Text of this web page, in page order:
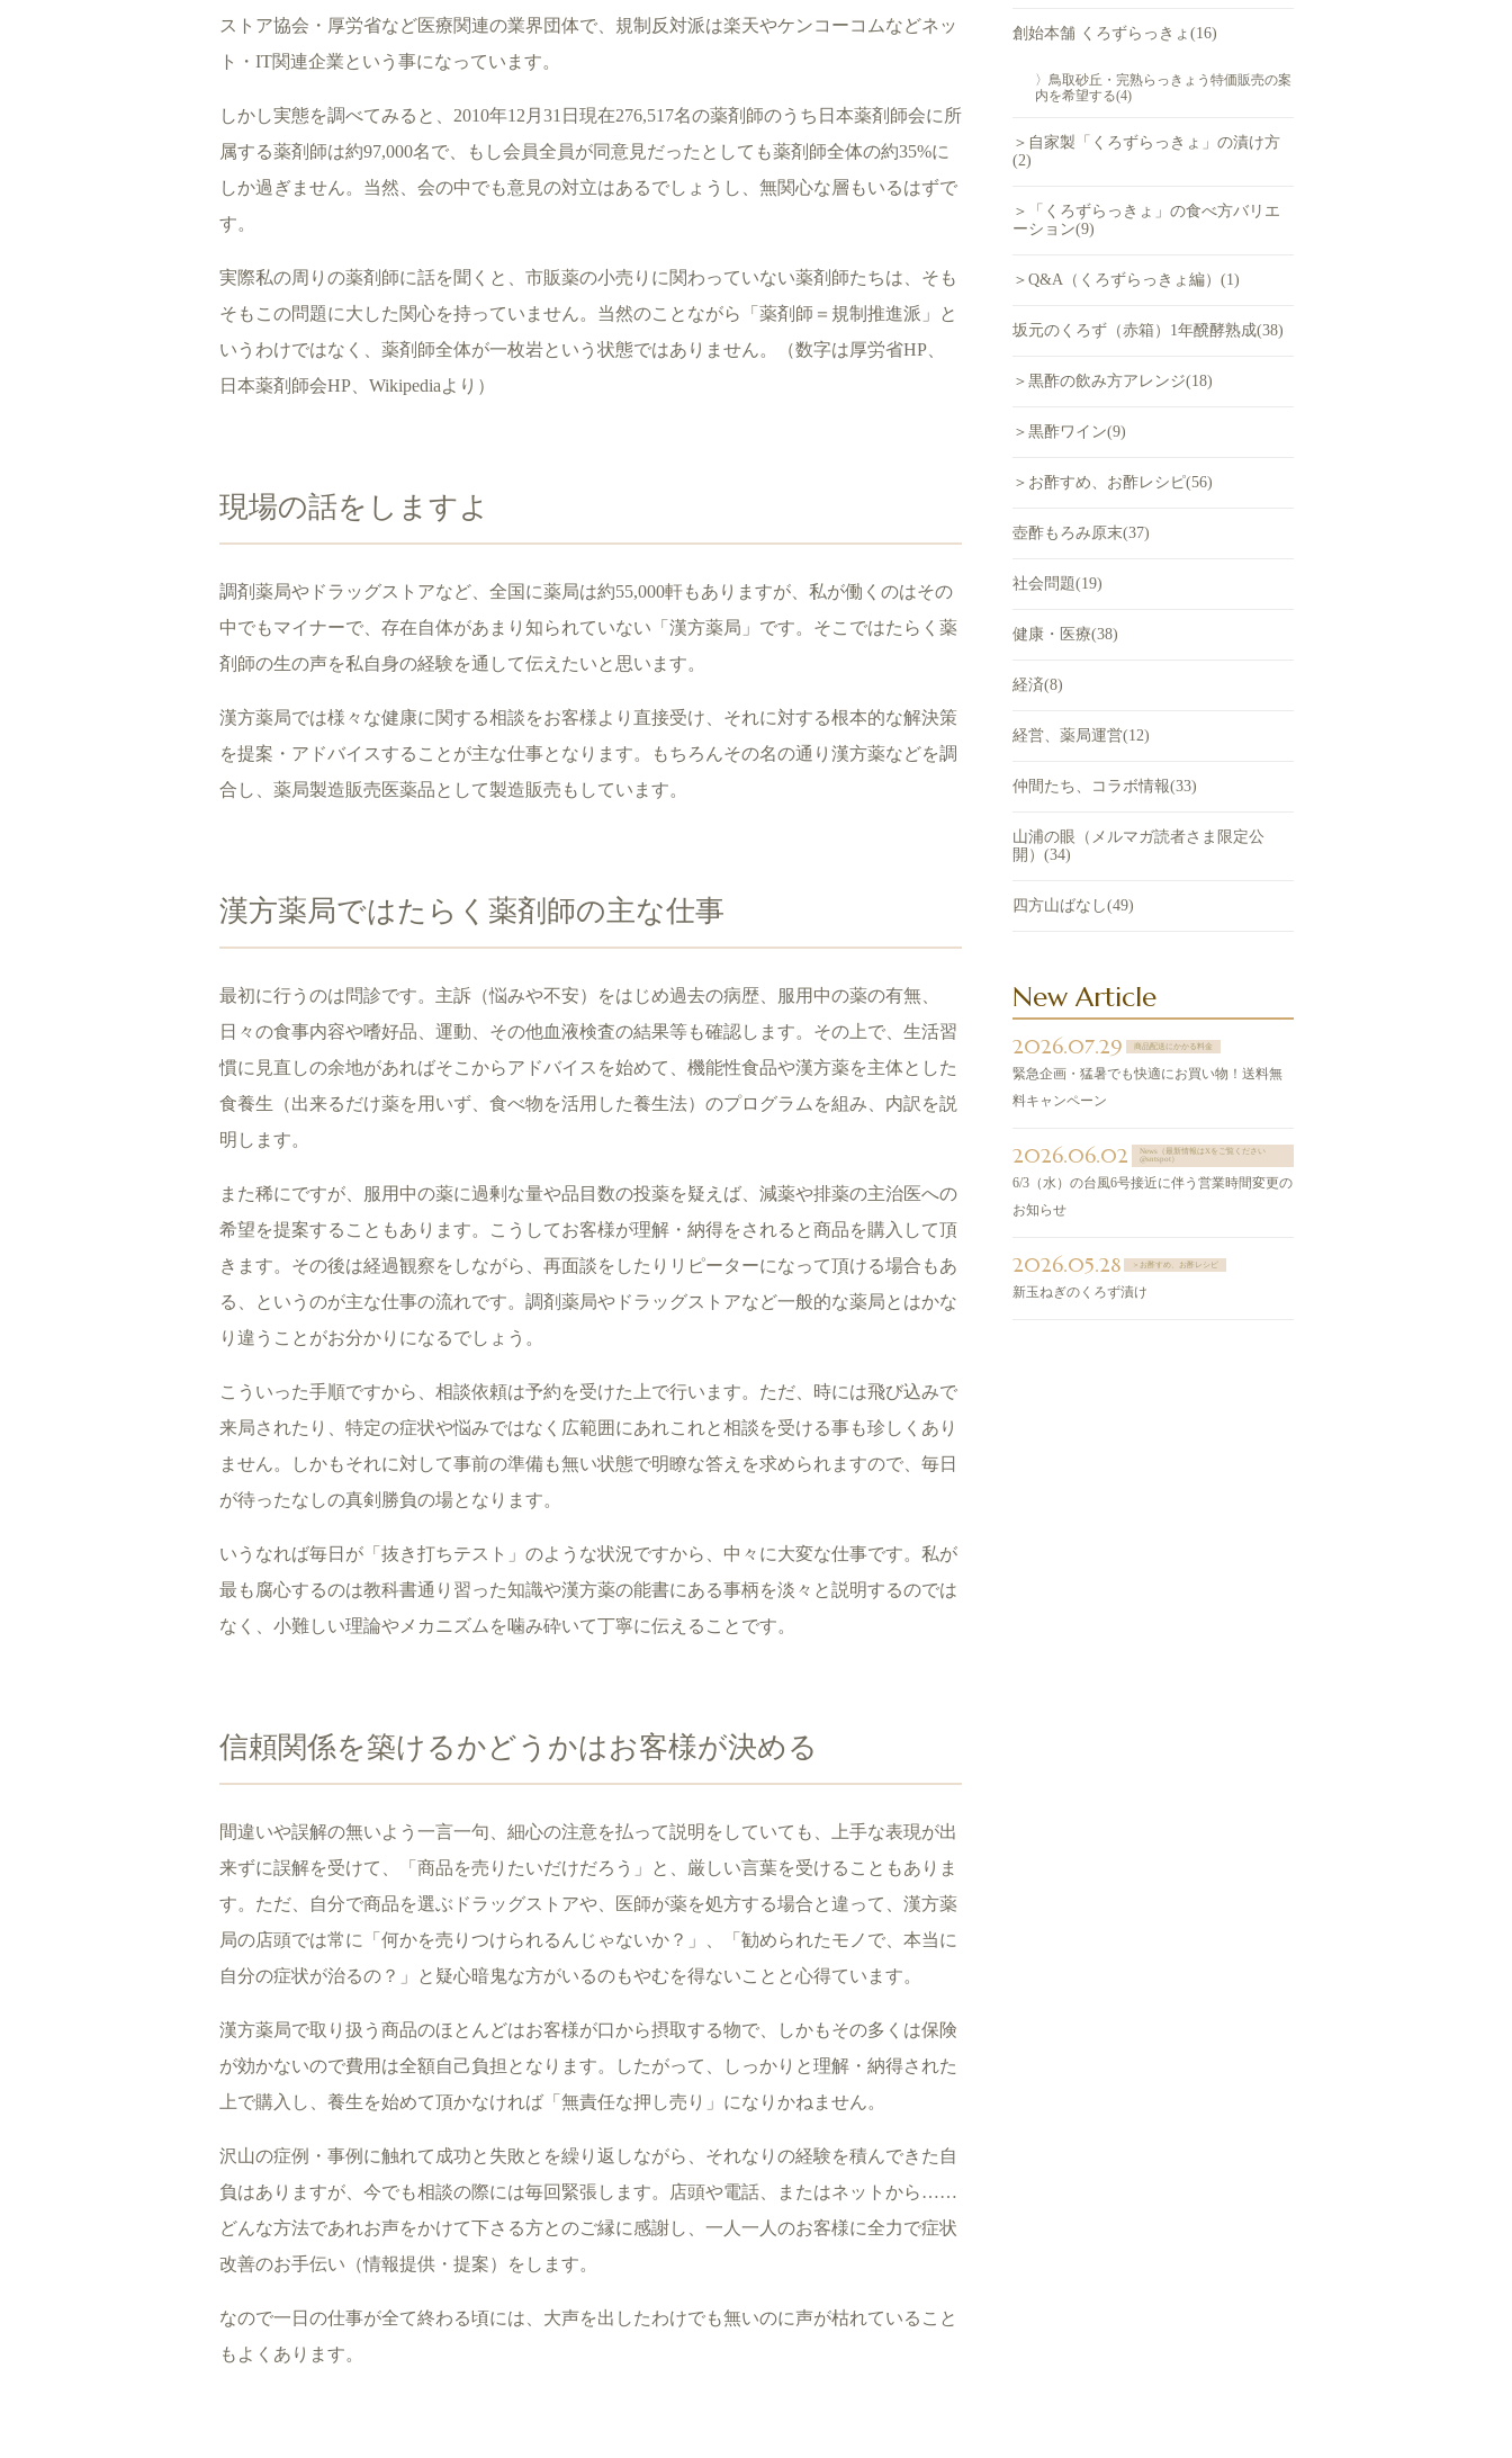
ストア協会・厚労省など医療関連の業界団体で、規制反対派は楽天やケンコーコムなどネッ
ト・IT関連企業という事になっています。
しかし実態を調べてみると、2010年12月31日現在276,517名の薬剤師のうち日本薬剤師会に所
属する薬剤師は約97,000名で、もし会員全員が同意見だったとしても薬剤師全体の約35%に
しか過ぎません。当然、会の中でも意見の対立はあるでしょうし、無関心な層もいるはずで
す。
実際私の周りの薬剤師に話を聞くと、市販薬の小売りに関わっていない薬剤師たちは、そも
そもこの問題に大した関心を持っていません。当然のことながら「薬剤師＝規制推進派」と
いうわけではなく、薬剤師全体が一枚岩という状態ではありません。（数字は厚労省HP、
日本薬剤師会HP、Wikipediaより）
現場の話をしますよ
調剤薬局やドラッグストアなど、全国に薬局は約55,000軒もありますが、私が働くのはその
中でもマイナーで、存在自体があまり知られていない「漢方薬局」です。そこではたらく薬
剤師の生の声を私自身の経験を通して伝えたいと思います。
漢方薬局では様々な健康に関する相談をお客様より直接受け、それに対する根本的な解決策
を提案・アドバイスすることが主な仕事となります。もちろんその名の通り漢方薬などを調
合し、薬局製造販売医薬品として製造販売もしています。
漢方薬局ではたらく薬剤師の主な仕事
最初に行うのは問診です。主訴（悩みや不安）をはじめ過去の病歴、服用中の薬の有無、
日々の食事内容や嗜好品、運動、その他血液検査の結果等も確認します。その上で、生活習
慣に見直しの余地があればそこからアドバイスを始めて、機能性食品や漢方薬を主体とした
食養生（出来るだけ薬を用いず、食べ物を活用した養生法）のプログラムを組み、内訳を説
明します。
また稀にですが、服用中の薬に過剰な量や品目数の投薬を疑えば、減薬や排薬の主治医への
希望を提案することもあります。こうしてお客様が理解・納得をされると商品を購入して頂
きます。その後は経過観察をしながら、再面談をしたりリピーターになって頂ける場合もあ
る、というのが主な仕事の流れです。調剤薬局やドラッグストアなど一般的な薬局とはかな
り違うことがお分かりになるでしょう。
こういった手順ですから、相談依頼は予約を受けた上で行います。ただ、時には飛び込みで
来局されたり、特定の症状や悩みではなく広範囲にあれこれと相談を受ける事も珍しくあり
ません。しかもそれに対して事前の準備も無い状態で明瞭な答えを求められますので、毎日
が待ったなしの真剣勝負の場となります。
いうなれば毎日が「抜き打ちテスト」のような状況ですから、中々に大変な仕事です。私が
最も腐心するのは教科書通り習った知識や漢方薬の能書にある事柄を淡々と説明するのでは
なく、小難しい理論やメカニズムを噛み砕いて丁寧に伝えることです。
信頼関係を築けるかどうかはお客様が決める
間違いや誤解の無いよう一言一句、細心の注意を払って説明をしていても、上手な表現が出
来ずに誤解を受けて、「商品を売りたいだけだろう」と、厳しい言葉を受けることもありま
す。ただ、自分で商品を選ぶドラッグストアや、医師が薬を処方する場合と違って、漢方薬
局の店頭では常に「何かを売りつけられるんじゃないか？」、「勧められたモノで、本当に
自分の症状が治るの？」と疑心暗鬼な方がいるのもやむを得ないことと心得ています。
漢方薬局で取り扱う商品のほとんどはお客様が口から摂取する物で、しかもその多くは保険
が効かないので費用は全額自己負担となります。したがって、しっかりと理解・納得された
上で購入し、養生を始めて頂かなければ「無責任な押し売り」になりかねません。
沢山の症例・事例に触れて成功と失敗とを繰り返しながら、それなりの経験を積んできた自
負はありますが、今でも相談の際には毎回緊張します。店頭や電話、またはネットから……
どんな方法であれお声をかけて下さる方とのご縁に感謝し、一人一人のお客様に全力で症状
改善のお手伝い（情報提供・提案）をします。
なので一日の仕事が全て終わる頃には、大声を出したわけでも無いのに声が枯れていること
もよくあります。
創始本舗 くろずらっきょ(16)
〉鳥取砂丘・完熟らっきょう特価販売の案
内を希望する(4)
＞自家製「くろずらっきょ」の漬け方
(2)
＞「くろずらっきょ」の食べ方バリエ
ーション(9)
＞Q&A（くろずらっきょ編）(1)
坂元のくろず（赤箱）1年醗酵熟成(38)
＞黒酢の飲み方アレンジ(18)
＞黒酢ワイン(9)
＞お酢すめ、お酢レシピ(56)
壺酢もろみ原末(37)
社会問題(19)
健康・医療(38)
経済(8)
経営、薬局運営(12)
仲間たち、コラボ情報(33)
山浦の眼（メルマガ読者さま限定公
開）(34)
四方山ばなし(49)
New Article
2026.07.29 商品配送にかかる料金
緊急企画・猛暑でも快適にお買い物！送料無
料キャンペーン
2026.06.02
News（最新情報はXをご覧ください
@sntspot）
6/3（水）の台風6号接近に伴う営業時間変更の
お知らせ
2026.05.28 ＞お酢すめ、お酢レシピ
新玉ねぎのくろず漬け